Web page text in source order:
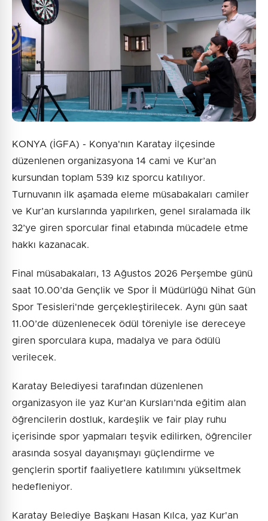
KONYA (İGFA) - Konya'nın Karatay ilçesinde
düzenlenen organizasyona 14 cami ve Kur’an
kursundan toplam 539 kız sporcu katılıyor.
Turnuvanın ilk aşamada eleme müsabakaları camiler
ve Kur’an kurslarında yapılırken, genel sıralamada ilk
32’ye giren sporcular final etabında mücadele etme
hakkı kazanacak.
Final müsabakaları, 13 Ağustos 2026 Perşembe günü
saat 10.00’da Gençlik ve Spor İl Müdürlüğü Nihat Gün
Spor Tesisleri'nde gerçekleştirilecek. Aynı gün saat
11.00’de düzenlenecek ödül töreniyle ise dereceye
giren sporculara kupa, madalya ve para ödülü
verilecek.
Karatay Belediyesi tarafından düzenlenen
organizasyon ile yaz Kur’an Kursları’nda eğitim alan
öğrencilerin dostluk, kardeşlik ve fair play ruhu
içerisinde spor yapmaları teşvik edilirken, öğrenciler
arasında sosyal dayanışmayı güçlendirme ve
gençlerin sportif faaliyetlere katılımını yükseltmek
hedefleniyor.
Karatay Belediye Başkanı Hasan Kılca, yaz Kur'an